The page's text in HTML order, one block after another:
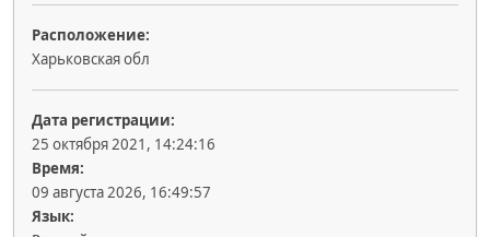
Расположение:
Харьковская обл
Дата регистрации:
25 октября 2021, 14:24:16
Время:
09 августа 2026, 16:49:57
Язык: